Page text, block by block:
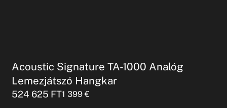
Acoustic Signature TA-1000 Analóg
Lemezjátszó Hangkar
524 625 FT1 399€